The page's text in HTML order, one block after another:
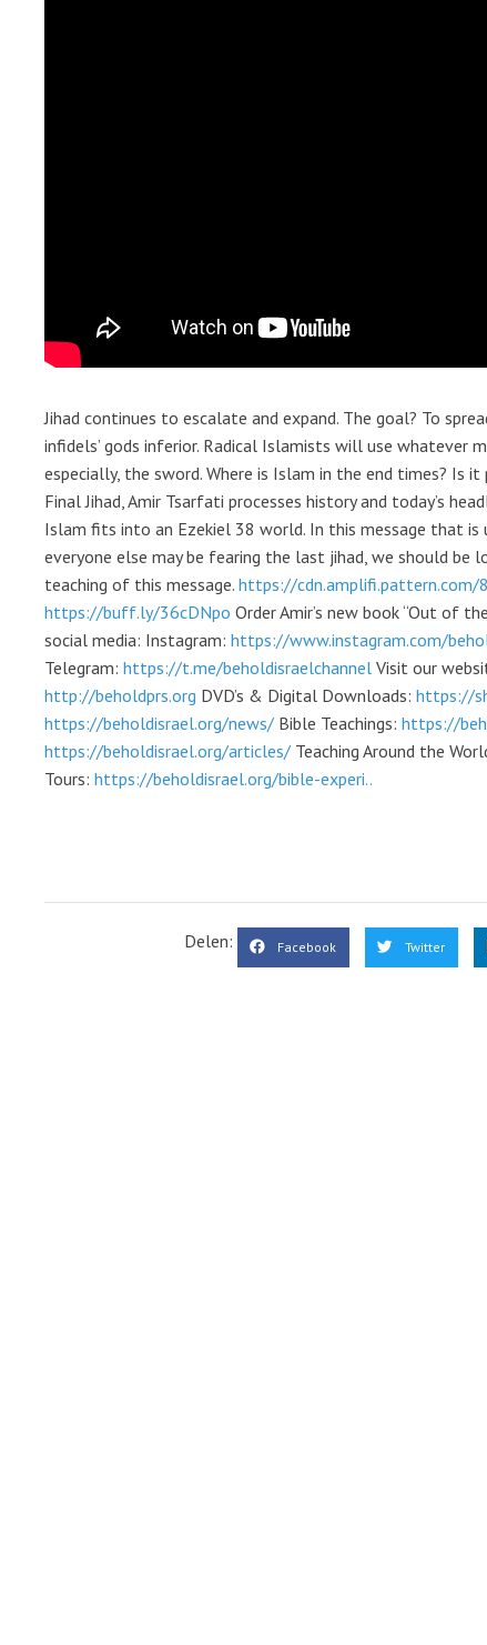
Jihad continues to escalate and expand. The goal? To
infidels’ gods inferior. Radical Islamists will use whatever
especially, the sword. Where is Islam in the end times? Is
Final Jihad, Amir Tsarfati processes history and today’s
Islam fits into an Ezekiel 38 world. In this message that is
everyone else may be fearing the last jihad, we should
teaching of this message. https://cdn.amplifi.pattern.com/
https://buff.ly/36cDNpo Order Amir’s new book “Out of
social media: Instagram: https://www.instagram.com/
Telegram: https://t.me/beholdisraelchannel Visit our
http://beholdprs.org DVD’s & Digital Downloads: https://
https://beholdisrael.org/news/ Bible Teachings: https://
https://beholdisrael.org/articles/ Teaching Around the
Tours: https://beholdisrael.org/bible-experi..
Delen: Facebook Twitter